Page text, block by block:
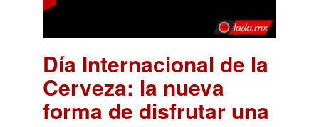
Día Internacional de la
Cerveza: la nueva
forma de disfrutar una